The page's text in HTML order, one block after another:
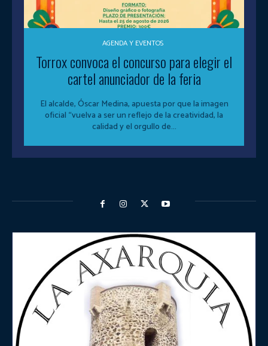
AGENDA Y EVENTOS
Torrox convoca el concurso para elegir el
cartel anunciador de la feria
El alcalde, Óscar Medina, apuesta por que la imagen
oficial “vuelva a ser un reflejo de la creatividad, la
calidad y el orgullo de...